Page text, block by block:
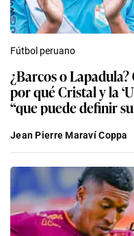
Fútbol peruano
¿Barcos o
por qué Cristal y la
“que puede definir
Jean Pierre Maraví Coppa